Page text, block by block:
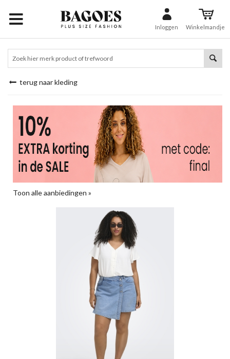
Inloggen Winkelmandje
terug naar kleding
Toon alle aanbiedingen »